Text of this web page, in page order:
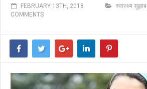
FEBRUARY 13TH, 2018 स्वास्थ्य सुझाब
COMMENTS